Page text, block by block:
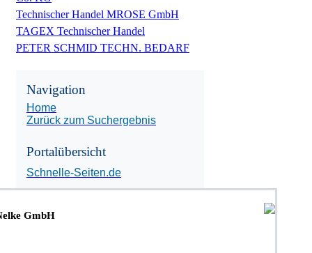
Technischer Handel MROSE GmbH
TAGEX Technischer Handel
PETER SCHMID TECHN. BEDARF
Navigation
Home
Zurück zum Suchergebnis
Portalübersicht
Schnelle-Seiten.de
GmbH